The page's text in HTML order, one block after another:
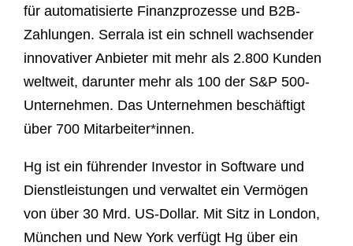
für automatisierte Finanzprozesse und B2B-
Zahlungen. Serrala ist ein schnell wachsender
innovativer Anbieter mit mehr als 2.800 Kunden
weltweit, darunter mehr als 100 der S&P 500-
Unternehmen. Das Unternehmen beschäftigt
über 700 Mitarbeiter*innen.
Hg ist ein führender Investor in Software und
Dienstleistungen und verwaltet ein Vermögen
von über 30 Mrd. US-Dollar. Mit Sitz in London,
München und New York verfügt Hg über ein